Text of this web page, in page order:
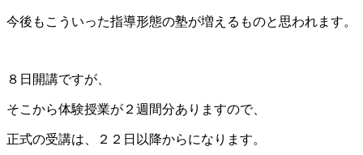
今後もこういった指導形態の塾が増えるものと思われます。
８日開講ですが、
そこから体験授業が２週間分ありますので、
正式の受講は、２２日以降からになります。